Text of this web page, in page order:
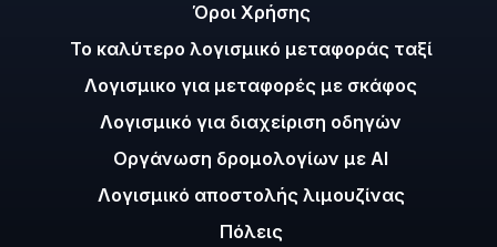
Όροι Χρήσης
Το καλύτερο λογισμικό μεταφοράς ταξί
Λογισμικο για μεταφορές με σκάφος
Λογισμικό για διαχείριση οδηγών
Οργάνωση δρομολογίων με AI
Λογισμικό αποστολής λιμουζίνας
Πόλεις